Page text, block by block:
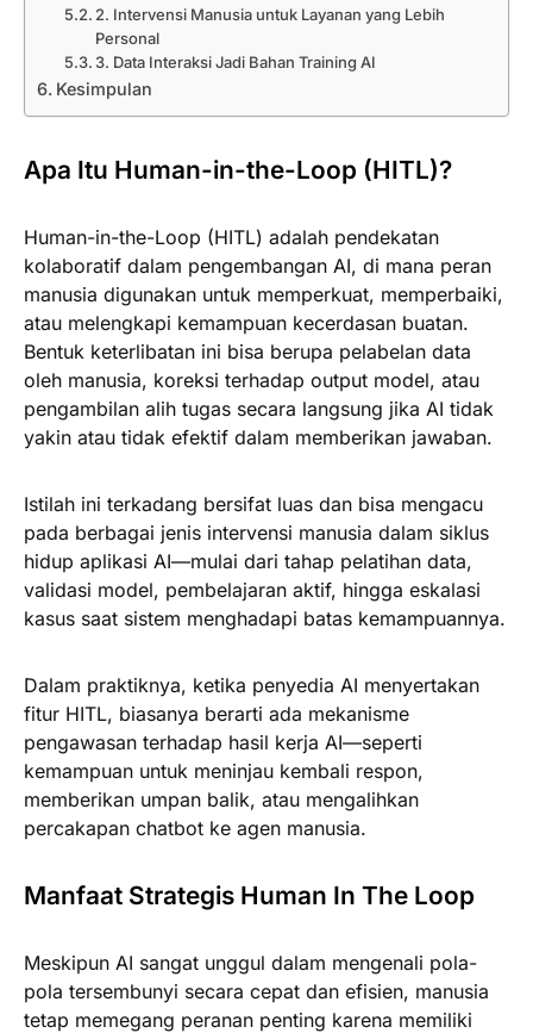
2. Intervensi Manusia untuk Layanan yang Lebih
Personal
3. Data Interaksi Jadi Bahan Training AI
Kesimpulan
Apa Itu Human-in-the-Loop (HITL)?
Human-in-the-Loop (HITL) adalah pendekatan
kolaboratif dalam pengembangan AI, di mana peran
manusia digunakan untuk memperkuat, memperbaiki,
atau melengkapi kemampuan kecerdasan buatan.
Bentuk keterlibatan ini bisa berupa pelabelan data
oleh manusia, koreksi terhadap output model, atau
pengambilan alih tugas secara langsung jika AI tidak
yakin atau tidak efektif dalam memberikan jawaban.
Istilah ini terkadang bersifat luas dan bisa mengacu
pada berbagai jenis intervensi manusia dalam siklus
hidup aplikasi AI—mulai dari tahap pelatihan data,
validasi model, pembelajaran aktif, hingga eskalasi
kasus saat sistem menghadapi batas kemampuannya.
Dalam praktiknya, ketika penyedia AI menyertakan
fitur HITL, biasanya berarti ada mekanisme
pengawasan terhadap hasil kerja AI—seperti
kemampuan untuk meninjau kembali respon,
memberikan umpan balik, atau mengalihkan
percakapan chatbot ke agen manusia.
Manfaat Strategis Human In The Loop
Meskipun AI sangat unggul dalam mengenali pola-
pola tersembunyi secara cepat dan efisien, manusia
tetap memegang peranan penting karena memiliki